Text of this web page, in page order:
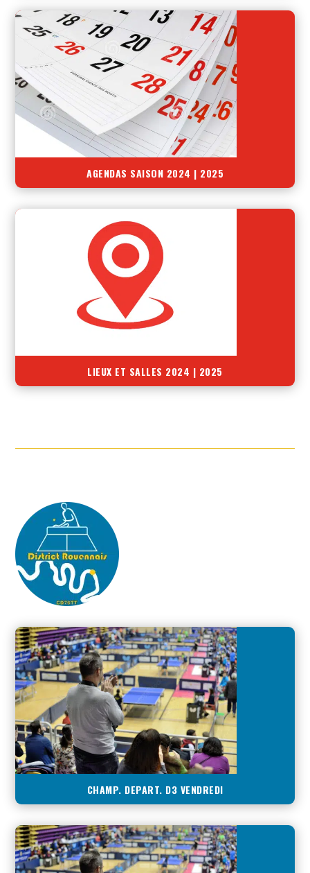
AGENDAS SAISON 2024 | 2025
LIEUX ET SALLES 2024 | 2025
CHAMP. DEPART. D3 VENDREDI